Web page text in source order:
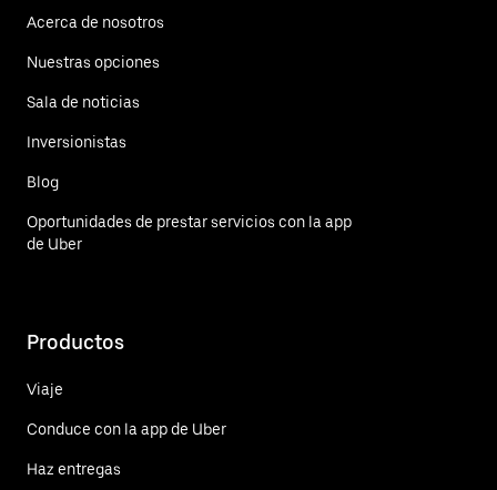
Acerca de nosotros
Nuestras opciones
Sala de noticias
Inversionistas
Blog
Oportunidades de prestar servicios con la app
de Uber
Productos
Viaje
Conduce con la app de Uber
Haz entregas